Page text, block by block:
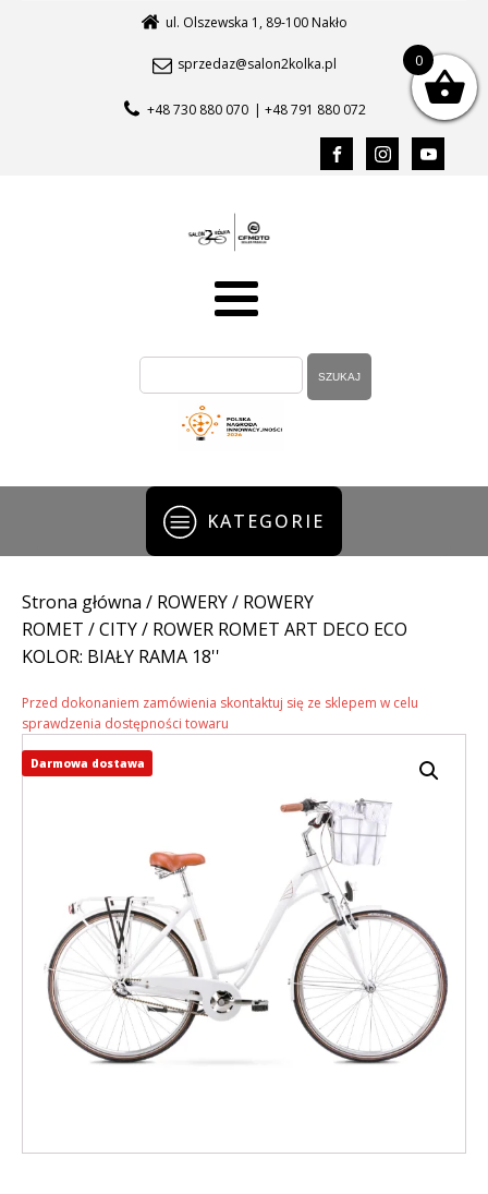
ul. Olszewska 1, 89-100 Nakło
sprzedaz@salon2kolka.pl
+48 730 880 070 | +48 791 880 072
KATEGORIE
Strona główna / ROWERY/ ROWERY
ROMET /CITY/ ROWER ROMET ART DECO ECO
KOLOR: BIAŁY RAMA 18''
Przed dokonaniem zamówienia skontaktuj się ze sklepem w celu
sprawdzenia dostępności towaru
Darmowa dostawa
0